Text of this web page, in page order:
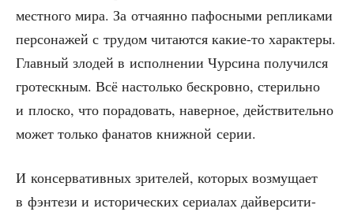
мест­но­го мира. За отча­ян­но пафос­ны­ми репли­ка­ми
пер­со­на­жей с тру­дом чита­ют­ся какие-то харак­те­ры.
Глав­ный зло­дей в испол­не­нии Чур­си­на полу­чил­ся
гро­теск­ным. Всё настоль­ко бес­кров­но, сте­риль­но
и плос­ко, что пора­до­вать, навер­ное, дей­стви­тель­но
может толь­ко фана­тов книж­ной серии.
И кон­сер­ва­тив­ных зри­те­лей, кото­рых воз­му­ща­ет
в фэн­те­зи и исто­ри­че­ских сери­а­лах дай­вер­си­ти-